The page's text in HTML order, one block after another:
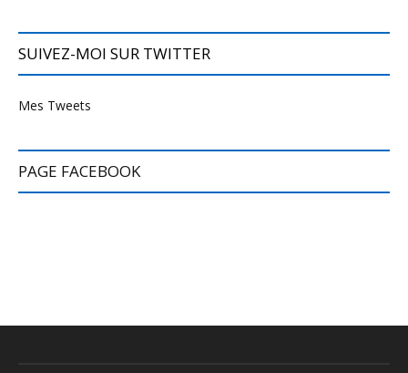
SUIVEZ-MOI SUR TWITTER
Mes Tweets
PAGE FACEBOOK